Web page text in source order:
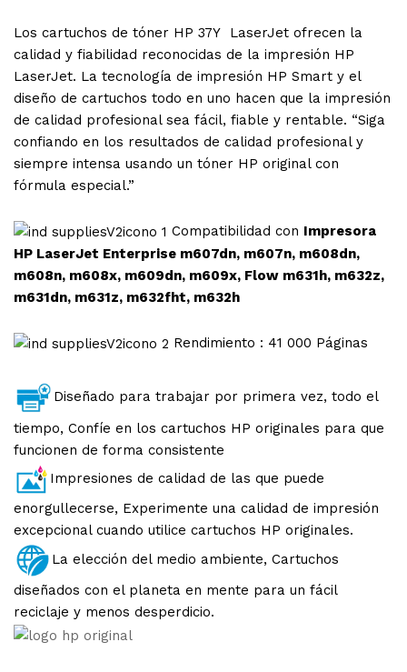
Los cartuchos de tóner HP 37Y LaserJet ofrecen la
calidad y fiabilidad reconocidas de la impresión HP
LaserJet. La tecnología de impresión HP Smart y el
diseño de cartuchos todo en uno hacen que la impresión
de calidad profesional sea fácil, fiable y rentable. “Siga
confiando en los resultados de calidad profesional y
siempre intensa usando un tóner HP original con
fórmula especial.”
Compatibilidad con Impresora
HP LaserJet Enterprise m607dn, m607n, m608dn,
m608n, m608x, m609dn, m609x, Flow m631h, m632z,
m631dn, m631z, m632fht, m632h
Rendimiento : 41 000 Páginas
Diseñado para trabajar por primera vez, todo el
tiempo, Confíe en los cartuchos HP originales para que
funcionen de forma consistente
Impresiones de calidad de las que puede
enorgullecerse, Experimente una calidad de impresión
excepcional cuando utilice cartuchos HP originales.
La elección del medio ambiente, Cartuchos
diseñados con el planeta en mente para un fácil
reciclaje y menos desperdicio.